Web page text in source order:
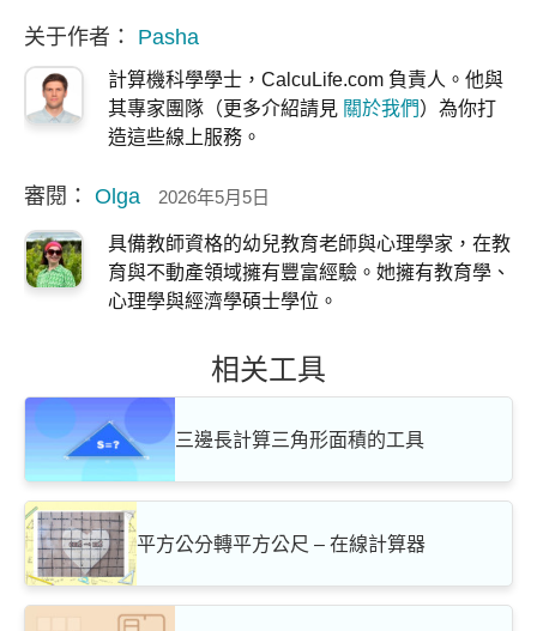
关于作者： Pasha
計算機科學學士，CalcuLife.com 負責人。他與
其專家團隊（更多介紹請見 關於我們）為你打
造這些線上服務。
審閱： Olga 2026年5月5日
具備教師資格的幼兒教育老師與心理學家，在教
育與不動產領域擁有豐富經驗。她擁有教育學、
心理學與經濟學碩士學位。
相关工具
三邊長計算三角形面積的工具
平方公分轉平方公尺 – 在線計算器